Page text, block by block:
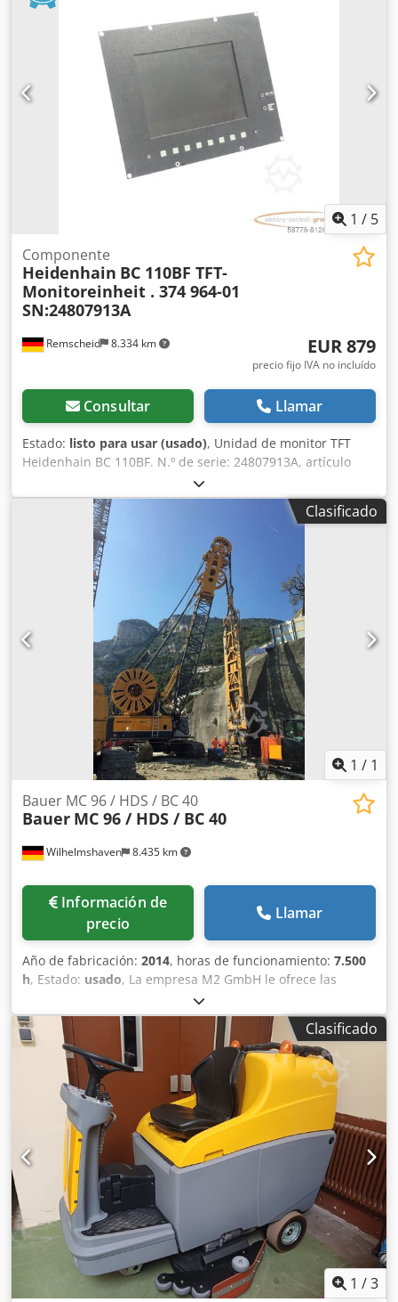
1 / 5
Remscheid 8.334 km
Componente
Heidenhain BC 110BF TFT-
Monitoreinheit . 374 964-01
SN:24807913A
EUR 879
precio fijo IVA no incluído
Consultar Llamar
Estado: listo para usar (usado), Unidad de monitor TFT
Heidenhain BC 110BF. N.º de serie: 24807913A, artículo
usado, con signos normales de uso, funcionamiento 100 %,
el alcance del suministro se corresponde con las fotos.
Dsdpoi Eagajfx Adqock
Clasificado
1 / 1
Wilhelmshaven 8.435 km
Bauer MC 96 / HDS / BC 40
Bauer MC 96 / HDS / BC 40
Información de
precio
Llamar
Año de fabricación: 2014, horas de funcionamiento: 7.500
h, Estado: usado, La empresa M2 GmbH le ofrece las
siguientes máquinas: - BAUER MC 96 - BAUER HDS 100 -
BAUER BC 40 ¡Más información bajo petición! Dcjdpfx Adjh
Tyzfjqek
Clasificado
1 /3